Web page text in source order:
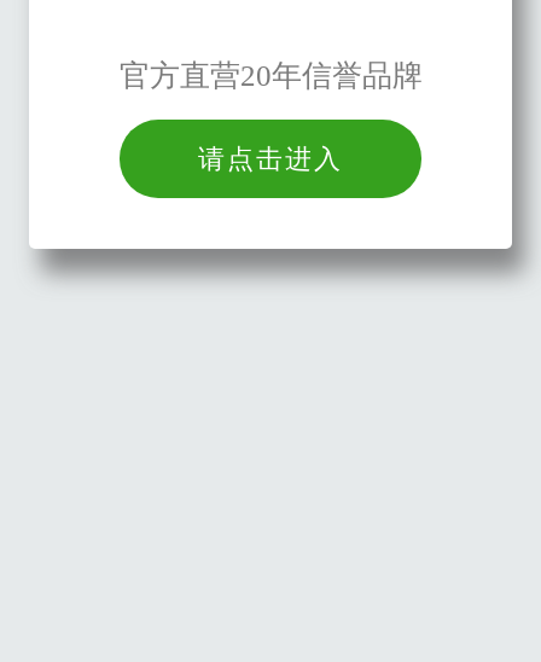
官方直营20年信誉品牌
请点击进入